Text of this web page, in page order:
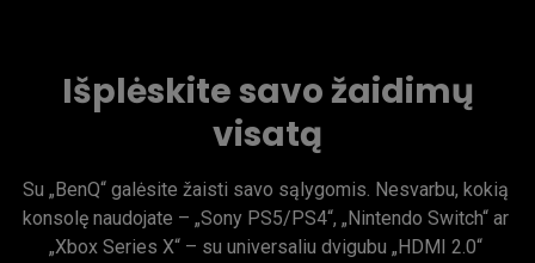
Išplėskite savo žaidimų
visatą
Su „BenQ“ galėsite žaisti savo sąlygomis. Nesvarbu, kokią
konsolę naudojate – „Sony PS5/PS4“, „Nintendo Switch“ ar
„Xbox Series X“ – su universaliu dvigubu „HDMI 2.0“